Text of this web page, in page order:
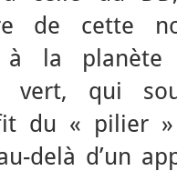
de cette
la planète
vert, qui
du « pilier
delà d’un